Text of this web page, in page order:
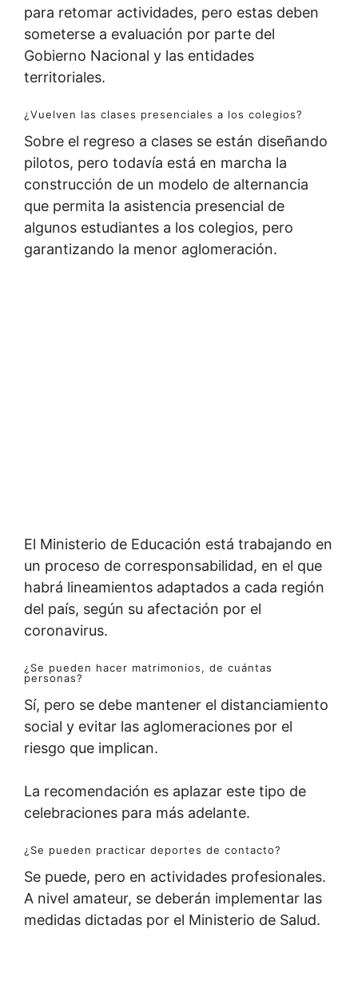
para retomar actividades, pero estas deben
someterse a evaluación por parte del
Gobierno Nacional y las entidades
territoriales.
¿Vuelven las clases presenciales a los colegios?
Sobre el regreso a clases se están diseñando
pilotos, pero todavía está en marcha la
construcción de un modelo de alternancia
que permita la asistencia presencial de
algunos estudiantes a los colegios, pero
garantizando la menor aglomeración.
El Ministerio de Educación está trabajando en
un proceso de corresponsabilidad, en el que
habrá lineamientos adaptados a cada región
del país, según su afectación por el
coronavirus.
¿Se pueden hacer matrimonios, de cuántas
personas?
Sí, pero se debe mantener el distanciamiento
social y evitar las aglomeraciones por el
riesgo que implican.
La recomendación es aplazar este tipo de
celebraciones para más adelante.
¿Se pueden practicar deportes de contacto?
Se puede, pero en actividades profesionales.
A nivel amateur, se deberán implementar las
medidas dictadas por el Ministerio de Salud.